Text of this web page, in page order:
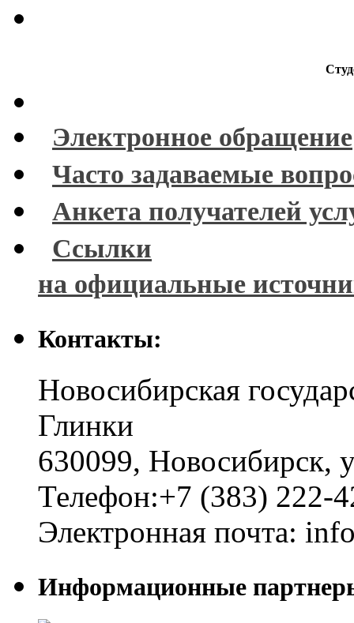
Электронное обращение
Часто задаваемые
Анкета получателей
Ссылки
на официальные
Контакты:
Новосибирская
Глинки
630099, Новосибирск,
Телефон:+7 (383) 222-
Электронная почта:
Информационные